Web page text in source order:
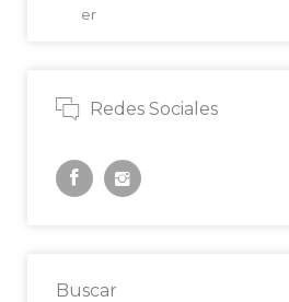
er
Redes Sociales
Buscar